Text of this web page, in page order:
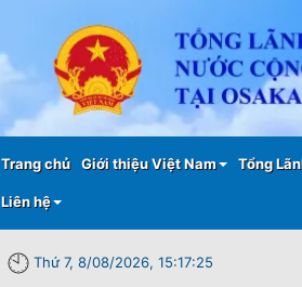
Main menu
Trang chủ Giới thiệu Việt Nam Tổng
Liên hệ
Thứ 7, 8/08/2026, 15:17:26